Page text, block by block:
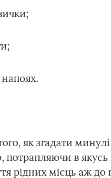
напоях.
як згадати
потрапляючи в
рідних місць аж до